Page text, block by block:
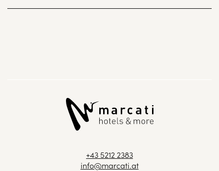
+43 5212 2383
info@marcati.at